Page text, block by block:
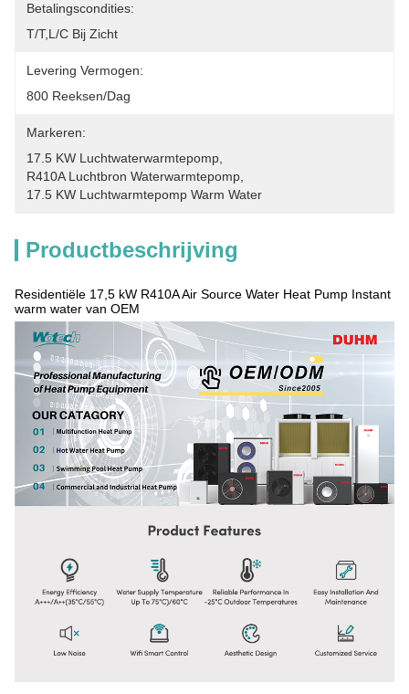
Betalingscondities:
T/T,L/C Bij Zicht
Levering Vermogen:
800 Reeksen/dag
Markeren:
17.5 KW Luchtwaterwarmtepomp
R410A Luchtbron Waterwarmtepomp
17.5 KW Luchtwarmtepomp Warm Water
Productbeschrijving
Residentiële 17,5 kW R410A Air Source Water Heat Pump Instant
warm water van OEM